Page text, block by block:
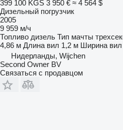
399 100 KGS 3 950 € ≈ 4 564 $
Дизельный погрузчик
2005
9 959 м/ч
Топливо дизель Тип мачты
4,86 м Длина вил 1,2 м Ширина вил
Нидерланды, Wijchen
Second Owner BV
Связаться с продавцом